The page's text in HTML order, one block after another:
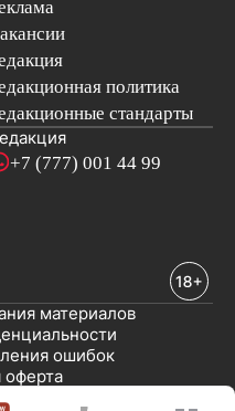
политика
стандарты
+7 (777) 001 44 99
оферта
ошибок
материалов
«EML»